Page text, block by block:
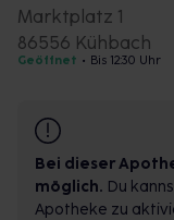
Marktplatz 1
86556 Kühbach
Geöffnet • Bis 12:30 Uhr
Bei dieser
möglich. Du
Apotheke zu